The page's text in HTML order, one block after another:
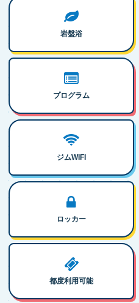
岩盤浴
プログラム
ジムWIFI
ロッカー
都度利用可能